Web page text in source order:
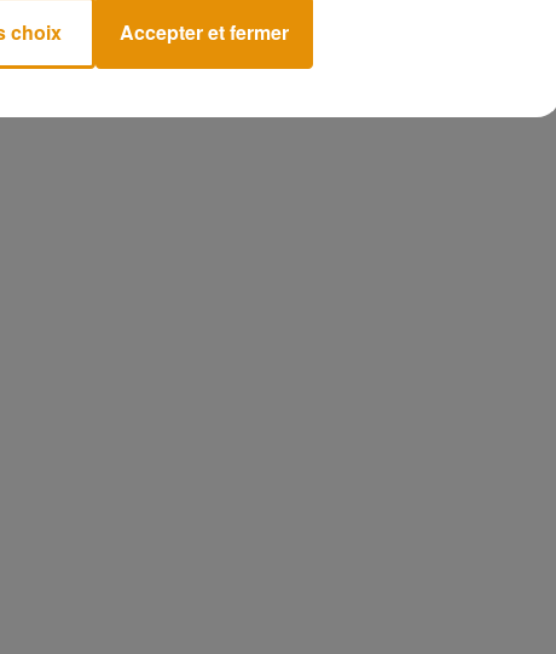
on retrouve Magnus Irving, un habitant
Il aurait alors raconté sa mésaventure à
cobaye. Une demi-heure plus tard, le
choix Accepter et fermer